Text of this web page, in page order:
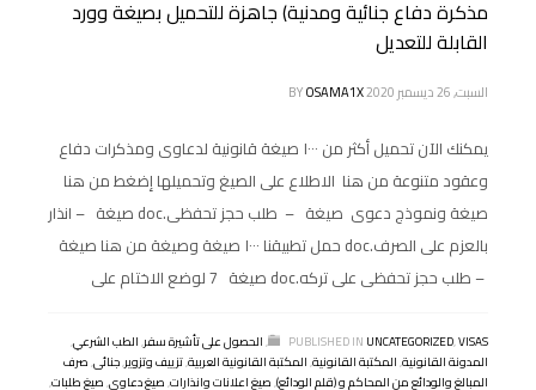
مذكرة دفاع جنائية ومدنية) جاهزة للتحميل بصيغة وورد
القابلة للتعديل
السبت, 26 ديسمبر 2020 BYOSAMA1X
يمكنك الآن تحميل أكثر من ١٠٠٠ صيغة قانونية لدعاوى ومذكرات دفاع
وعقود متنوعة من هنا الاطلاع على الصيغ وتحميلها إضغط من هنا
صيغة ونموذج دعوى صيغة – طلب حجز تحفظى.doc صيغة – انذار
بالعزم على الصرف.doc حمل تطبيقنا ١٠٠٠ صيغة وصيغة من هنا صيغة
– طلب حجز تحفظى على تركه.doc صيغة 7 لوضع الاختام على
PUBLISHED IN UNCATEGORIZED,VISAS
,الحصول على تأشيرة سفر,الطب الشرعي,
المدونة القانونية,المكتبة القانونية,المكتبة القانونية العربية,تزييف وتزوير,جنائى,صرف
المبالغ والودائع من المحاكم و (قلم الودائع),صيغ اعلانات وانذارات,صيغ دعاوى,صيغ طلبات,